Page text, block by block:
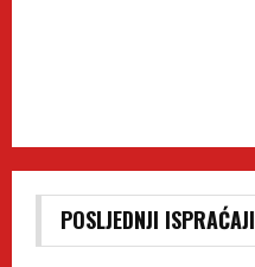
POSLJEDNJI ISPRAĆAJI